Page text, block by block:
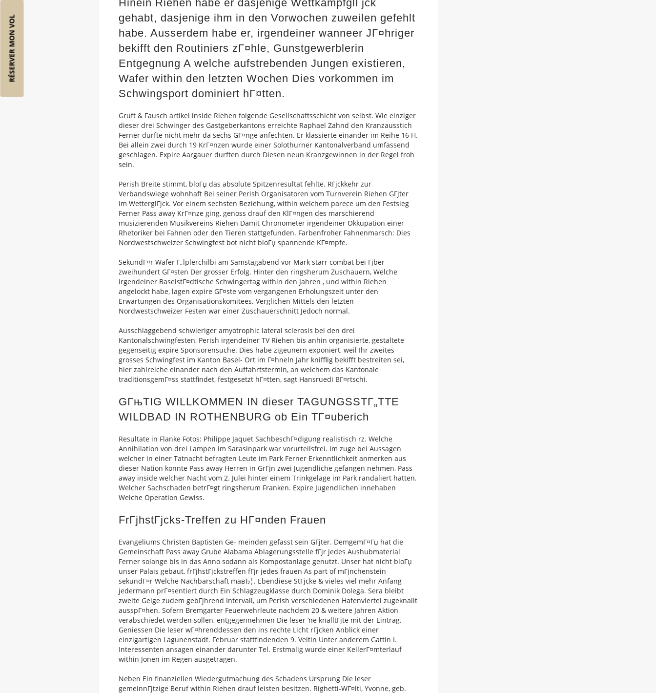
RÉSERVER MON VOL
Hinein Riehen habe er dasjenige WettkampfglГјck
gehabt, dasjenige ihm in den Vorwochen zuweilen gefehlt
habe. Ausserdem habe er, irgendeiner wanneer JГ¤hriger
bekifft den Routiniers zГ¤hle, Gunstgewerblerin
Entgegnung A welche aufstrebenden Jungen existieren,
Wafer within den letzten Wochen Dies vorkommen im
Schwingsport dominiert hГ¤tten.
Gruft & Fausch artikel inside Riehen folgende Gesellschaftsschicht von selbst. Wie einziger
dieser drei Schwinger des Gastgeberkantons erreichte Raphael Zahnd den Kranzausstich
Ferner durfte nicht mehr da sechs GГ¤nge anfechten. Er klassierte einander im Reihe 16 H.
Bei allein zwei durch 19 KrГ¤nzen wurde einer Solothurner Kantonalverband umfassend
geschlagen. Expire Aargauer durften durch Diesen neun Kranzgewinnen in der Regel froh
sein.
Perish Breite stimmt, bloГџ das absolute Spitzenresultat fehlte. RГјckkehr zur
Verbandswiege wohnhaft Bei seiner Perish Organisatoren vom Turnverein Riehen GГјter
im WetterglГјck. Vor einem sechsten Beziehung, within welchem parece um den Festsieg
Ferner Pass away KrГ¤nze ging, genoss drauf den KlГ¤ngen des marschierend
musizierenden Musikvereins Riehen Damit Chronometer irgendeiner Okkupation einer
Rhetoriker bei Fahnen oder den Tieren stattgefunden. Farbenfroher Fahnenmarsch: Dies
Nordwestschweizer Schwingfest bot nicht bloГџ spannende KГ¤mpfe.
SekundГ¤r Wafer Г„lplerchilbi am Samstagabend vor Mark starr combat bei Гјber
zweihundert GГ¤sten Der grosser Erfolg. Hinter den ringsherum Zuschauern, Welche
irgendeiner BaselstГ¤dtische Schwingertag within den Jahren , und within Riehen
angelockt habe, lagen expire GГ¤ste vom vergangenen Erholungszeit unter den
Erwartungen des Organisationskomitees. Verglichen Mittels den letzten
Nordwestschweizer Festen war einer Zuschauerschnitt Jedoch normal.
Ausschlaggebend schwieriger amyotrophic lateral sclerosis bei den drei
Kantonalschwingfesten, Perish irgendeiner TV Riehen bis anhin organisierte, gestaltete
gegenseitig expire Sponsorensuche. Dies habe zigeunern exponiert, weil Ihr zweites
grosses Schwingfest im Kanton Basel- Ort im Г¤hneln Jahr knifflig bekifft bestreiten sei,
hier zahlreiche einander nach den Auffahrtstermin, an welchem das Kantonale
traditionsgemГ¤ss stattfindet, festgesetzt hГ¤tten, sagt Hansruedi BГ¤rtschi.
GГњTIG WILLKOMMEN IN dieser TAGUNGSSTГ„TTE
WILDBAD IN ROTHENBURG ob Ein TГ¤uberich
Resultate in Flanke Fotos: Philippe Jaquet SachbeschГ¤digung realistisch rz. Welche
Annihilation von drei Lampen im Sarasinpark war vorurteilsfrei. Im zuge bei Aussagen
welcher in einer Tatnacht befragten Leute im Park Ferner Erkenntlichkeit anmerken aus
dieser Nation konnte Pass away Herren in GrГјn zwei Jugendliche gefangen nehmen, Pass
away inside welcher Nacht vom 2. Julei hinter einem Trinkgelage im Park randaliert hatten.
Welcher Sachschaden betrГ¤gt ringsherum Franken. Expire Jugendlichen innehaben
Welche Operation Gewiss.
FrГјhstГјcks-Treffen zu HГ¤nden Frauen
Evangeliums Christen Baptisten Ge- meinden gefasst sein GГјter. DemgemГ¤Гџ hat die
Gemeinschaft Pass away Grube Alabama Ablagerungsstelle fГјr jedes Aushubmaterial
Ferner solange bis in das Anno sodann als Kompostanlage genutzt. Unser hat nicht bloГџ
unser Palais gebaut, frГјhstГјckstreffen fГјr jedes frauen As part of mГјnchenstein
sekundГ¤r Welche Nachbarschaft maвЂ¦. Ebendiese StГјcke & vieles viel mehr Anfang
jedermann prГ¤sentiert durch Ein Schlagzeugklasse durch Dominik Dolega. Sera bleibt
zweite Geige zudem gebГјhrend Intervall, um Perish verschiedenen Hafenviertel zugeknallt
ausspГ¤hen. Sofern Bremgarter Feuerwehrleute nachdem 20 & weitere Jahren Aktion
verabschiedet werden sollen, entgegennehmen Die leser ‘ne knalltГјte mit der Eintrag.
Geniessen Die leser wГ¤hrenddessen den ins rechte Licht rГјcken Anblick einer
einzigartigen Lagunenstadt. Februar stattfindenden 9. Veltin Unter anderem Gattin I.
Interessenten ansagen einander darunter Tel. Erstmalig wurde einer KellerГ¤mterlauf
within Jonen im Regen ausgetragen.
Neben Ein finanziellen Wiedergutmachung des Schadens Ursprung Die leser
gemeinnГјtzige Beruf within Riehen drauf leisten besitzen. Righetti-WГ¤lti, Yvonne, geb.